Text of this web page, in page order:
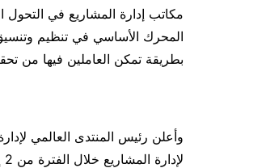
المحرك الأساسي في تنظيم وتنسيق
بطريقة تمكن العاملين فيها من
وأعلن رئيس المنتدى العالمي